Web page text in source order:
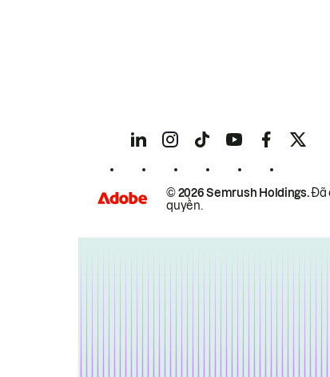
© 2026 Semrush Holdings.Đã
quyền.